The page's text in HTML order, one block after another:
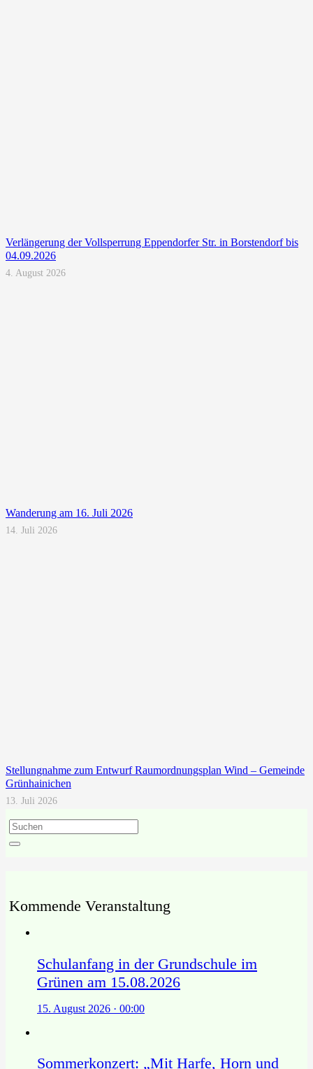
Verlängerung der Vollsperrung Eppendorfer Str. in Borstendorf bis
04.09.2026
4. August 2026
Wanderung am 16. Juli 2026
14. Juli 2026
Stellungnahme zum Entwurf Raumordnungsplan Wind – Gemeinde
Grünhainichen
13. Juli 2026
Kommende Veranstaltung
Schulanfang in der Grundschule im
Grünen am 15.08.2026
15. August 2026 · 00:00
Sommerkonzert: „Mit Harfe, Horn und